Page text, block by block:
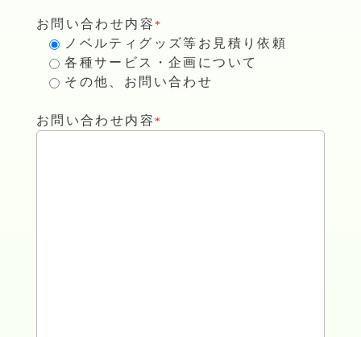
お問い合わせ内容*
ノベルティグッズ等お見積り依頼
各種サービス・企画について
その他、お問い合わせ
お問い合わせ内容*